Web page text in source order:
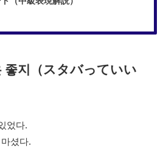
좋지（スタバっていい
었다.
셨다.